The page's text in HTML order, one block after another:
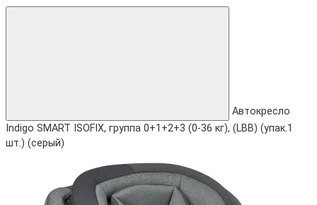
Автокресло
Indigo SMART ISOFIX, группа 0+1+2+3 (0-36 кг), (LBB) (упак.1
шт.) (серый)